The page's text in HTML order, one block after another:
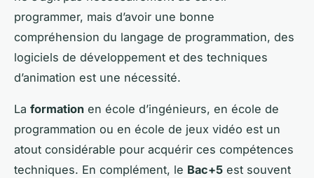
programmer, mais d’avoir une bonne
compréhension du langage de programmation, des
logiciels de développement et des techniques
d’animation est une nécessité.
La formation en école d’ingénieurs, en école de
programmation ou en école de jeux vidéo est un
atout considérable pour acquérir ces compétences
techniques. En complément, le Bac+5 est souvent